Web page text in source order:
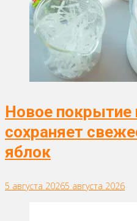
Новое покрытие
сохраняет
яблок
5 августа 20265 августа 2026